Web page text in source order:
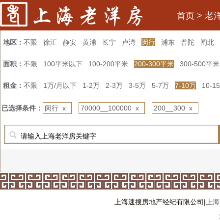
首页 > 老
地区： 不限 徐汇 静安 黄浦 长宁 卢湾 闵行 浦东 普陀 闸北
面积： 不限 100平米以下 100-200平米 200-300平米 300-500平米
租金： 不限 1万/月以下 1-2万 2-3万 3-5万 5-7万 7-10万 10-
已选择条件： 闵行 x 70000__100000 x 200__300 x
上海速搜房地产经纪有限公司| 上